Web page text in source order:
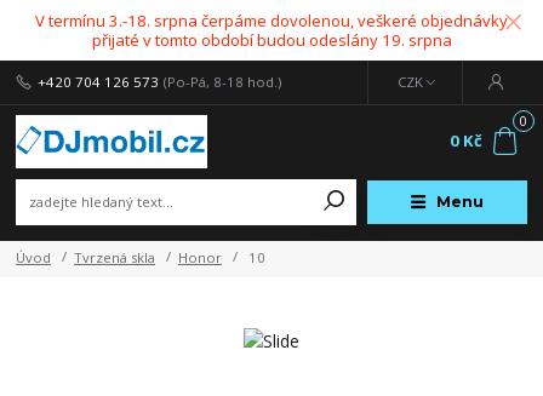
V termínu 3.-18. srpna čerpáme dovolenou, veškeré objednávky
přijaté v tomto období budou odeslány 19. srpna
Menu
CZK
+420 704 126 573 (Po-Pá, 8-18 hod.)
0
0 Kč
Úvod Tvrzená skla Honor 10